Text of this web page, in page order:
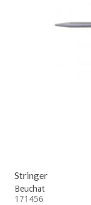
Stringer
Beuchat
171456